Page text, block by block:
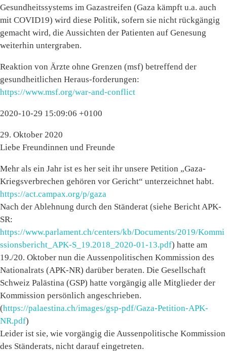
Gesundheitssystems im Gazastreifen (Gaza kämpft u.a. auch
mit COVID19) wird diese Politik, sofern sie nicht rückgängig
gemacht wird, die Aussichten der Patienten auf Genesung
weiterhin untergraben.
Reaktion von Ärzte ohne Grenzen (msf) betreffend der
gesundheitlichen Heraus-forderungen:
https://www.msf.org/war-and-conflict
2020-10-29 15:09:06 +0100
29. Oktober 2020
Liebe Freundinnen und Freunde
Mehr als ein Jahr ist es her seit ihr unsere Petition „Gaza-
Kriegsverbrechen gehören vor Gericht“ unterzeichnet habt.
https://act.campax.org/p/gaza
Nach der Ablehnung durch den Ständerat (siehe Bericht APK-
SR:
https://www.parlament.ch/centers/kb/Documents/2019/Kommi
ssionsbericht_APK-S_19.2018_2020-01-13.pdf) hatte am
19./20. Oktober nun die Aussenpolitischen Kommission des
Nationalrats (APK-NR) darüber beraten. Die Gesellschaft
Schweiz Palästina (GSP) hatte vorgängig alle Mitglieder der
Kommission persönlich angeschrieben.
(https://palaestina.ch/images/gsp-pdf/Gaza-Petition-APK-
NR.pdf)
Leider ist sie, wie vorgängig die Aussenpolitische Kommission
des Ständerats, nicht darauf eingetreten.